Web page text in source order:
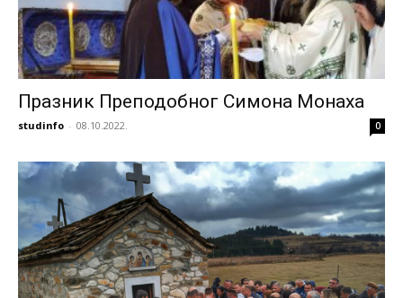
Празник Преподобног Симона Монаха
studinfo - 08.10.2022. 0